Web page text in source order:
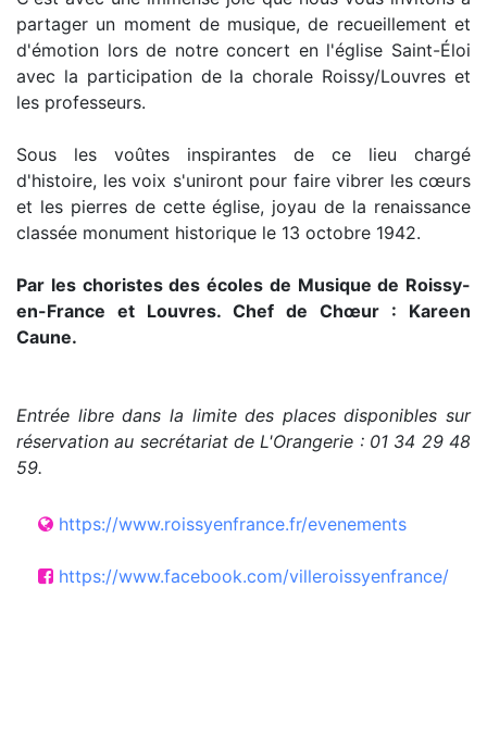
partager un moment de musique, de recueillement et
d'émotion lors de notre concert en l'église Saint-Éloi
avec la participation de la chorale Roissy/Louvres et
les professeurs.
Sous les voûtes inspirantes de ce lieu chargé
d'histoire, les voix s'uniront pour faire vibrer les cœurs
et les pierres de cette église, joyau de la renaissance
classée monument historique le 13 octobre 1942.
Par les choristes des écoles de Musique de Roissy-
en-France et Louvres. Chef de Chœur : Kareen
Caune.
Entrée libre dans la limite des places disponibles sur
réservation au secrétariat de L'Orangerie : 01 34 29 48
59.
https://www.roissyenfrance.fr/evenements
https://www.facebook.com/villeroissyenfrance/